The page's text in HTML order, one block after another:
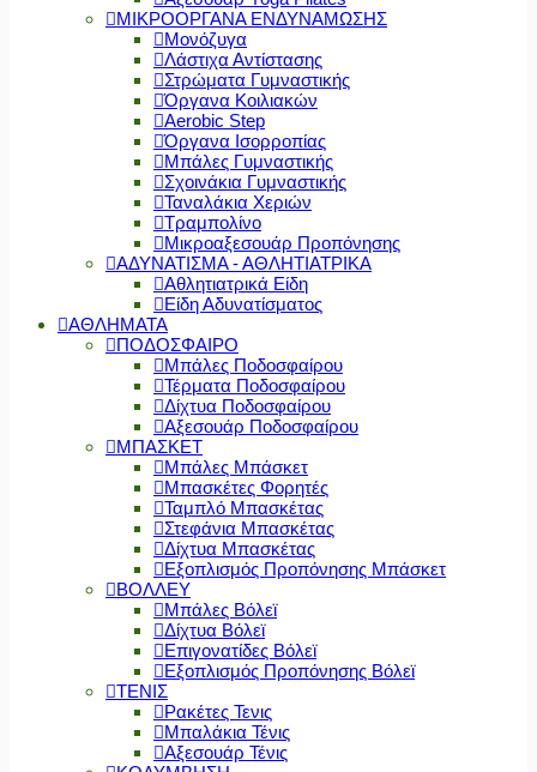
ΜΙΚΡΟΟΡΓΑΝΑ ΕΝΔΥΝΑΜΩΣΗΣ
Μονόζυγα
Λάστιχα Αντίστασης
Στρώματα Γυμναστικής
Όργανα Κοιλιακών
Aerobic Step
Όργανα Ισορροπίας
Μπάλες Γυμναστικής
Σχοινάκια Γυμναστικής
Ταναλάκια Χεριών
Τραμπολίνο
Μικροαξεσουάρ Προπόνησης
ΑΔΥΝΑΤΙΣΜΑ - ΑΘΛΗΤΙΑΤΡΙΚΑ
Αθλητιατρικά Είδη
Είδη Αδυνατίσματος
ΑΘΛΗΜΑΤΑ
ΠΟΔΟΣΦΑΙΡΟ
Μπάλες Ποδοσφαίρου
Τέρματα Ποδοσφαίρου
Δίχτυα Ποδοσφαίρου
Αξεσουάρ Ποδοσφαίρου
ΜΠΑΣΚΕΤ
Μπάλες Μπάσκετ
Μπασκέτες Φορητές
Ταμπλό Μπασκέτας
Στεφάνια Μπασκέτας
Δίχτυα Μπασκέτας
Εξοπλισμός Προπόνησης Μπάσκετ
ΒΟΛΛΕΥ
Μπάλες Βόλεϊ
Δίχτυα Βόλεϊ
Επιγονατίδες Βόλεϊ
Εξοπλισμός Προπόνησης Βόλεϊ
ΤΕΝΙΣ
Ρακέτες Τενις
Μπαλάκια Τένις
Αξεσουάρ Τένις